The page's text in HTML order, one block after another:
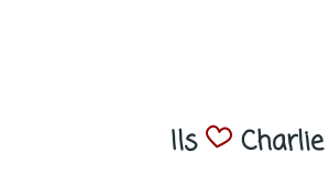
Ils Charlie